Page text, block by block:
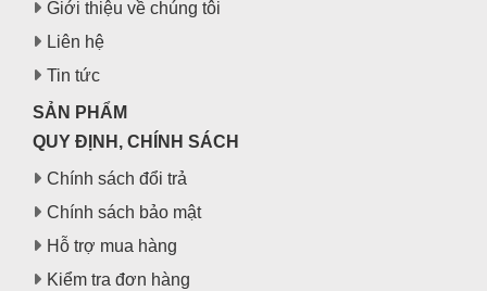
Giới thiệu về chúng tôi
Liên hệ
Tin tức
SẢN PHẨM
QUY ĐỊNH, CHÍNH SÁCH
Chính sách đổi trả
Chính sách bảo mật
Hỗ trợ mua hàng
Kiểm tra đơn hàng